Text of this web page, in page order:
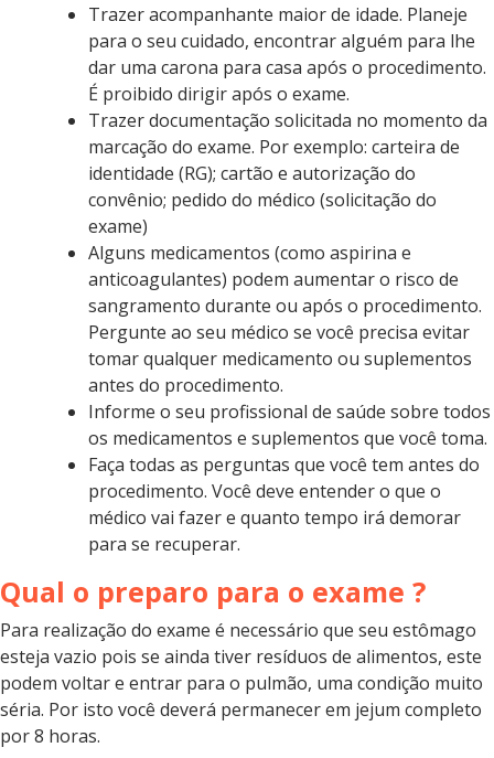
Trazer acompanhante maior de idade. Planeje
para o seu cuidado, encontrar alguém para lhe
dar uma carona para casa após o procedimento.
É proibido dirigir após o exame.
Trazer documentação solicitada no momento da
marcação do exame. Por exemplo: carteira de
identidade (RG); cartão e autorização do
convênio; pedido do médico (solicitação do
exame)
Alguns medicamentos (como aspirina e
anticoagulantes) podem aumentar o risco de
sangramento durante ou após o procedimento.
Pergunte ao seu médico se você precisa evitar
tomar qualquer medicamento ou suplementos
antes do procedimento.
Informe o seu profissional de saúde sobre todos
os medicamentos e suplementos que você toma.
Faça todas as perguntas que você tem antes do
procedimento. Você deve entender o que o
médico vai fazer e quanto tempo irá demorar
para se recuperar.
Qual o preparo para o exame ?
Para realização do exame é necessário que seu estômago
esteja vazio pois se ainda tiver resíduos de alimentos, este
podem voltar e entrar para o pulmão, uma condição muito
séria. Por isto você deverá permanecer em jejum completo
por 8 horas.